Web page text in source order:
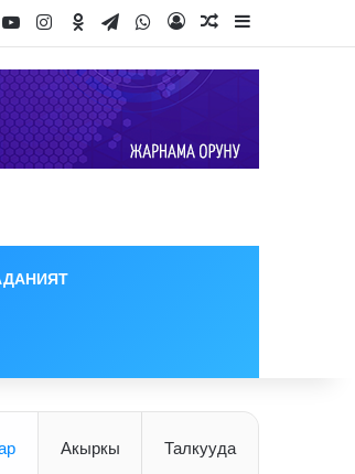
YouTubeInstagram
Odnoklassniki
TelegramWhatsApp
Log InRandom Article
Акыркы Талкууда